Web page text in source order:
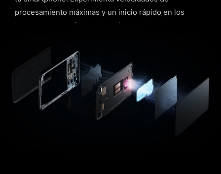
procesamiento máximas y un inicio rápido en los
juegos. Todo está listo para ofrecerte la mejor